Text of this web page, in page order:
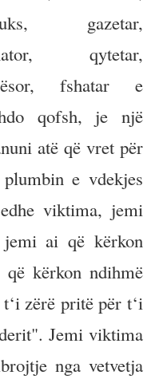
gazetar,
qytetar,
fshatar e
qofsh, je një
atë që vret për
e vdekjes
viktima, jemi
ai që kërkon
kërkon ndihmë
zërë pritë për t‘i
Jemi viktima
nga vetvetja